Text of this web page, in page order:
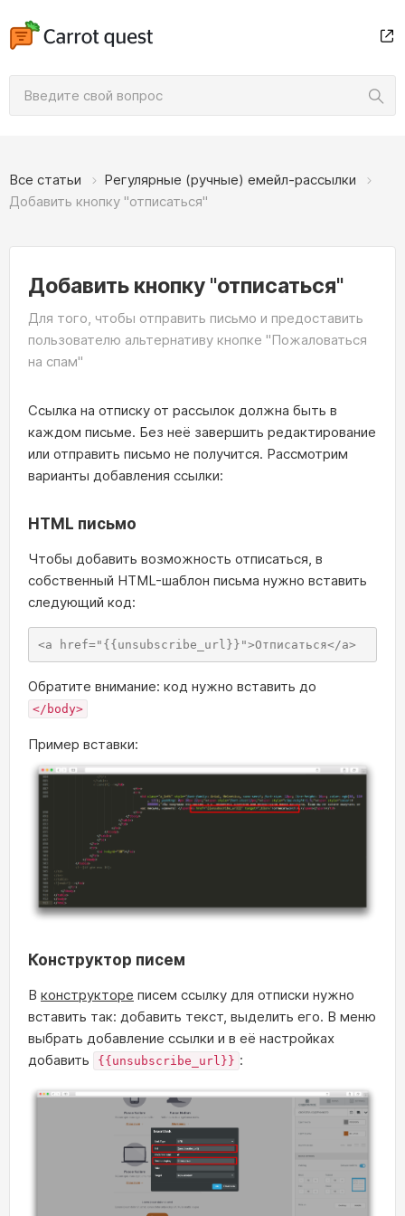
Все статьи
Регулярные (ручные) емейл‑рассылки
Добавить кнопку "отписаться"
Добавить кнопку "отписаться"
Для того, чтобы отправить письмо и предоставить
пользователю альтернативу кнопке "Пожаловаться
на спам"
Ссылка на отписку от рассылок должна быть в
каждом письме. Без неё завершить редактирование
или отправить письмо не получится. Рассмотрим
варианты добавления ссылки:
HTML письмо
Чтобы добавить возможность отписаться, в
собственный HTML-шаблон письма нужно вставить
следующий код:
<a href="{{unsubscribe_url}}">Отписаться</a>
Обратите внимание: код нужно вставить до
</body>
Пример вставки:
Конструктор писем
В конструкторе писем ссылку для отписки нужно
вставить так: добавить текст, выделить его. В меню
выбрать добавление ссылки и в её настройках
добавить
{{unsubscribe_url}} :